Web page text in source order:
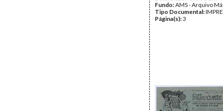
Fundo:AMS - Arquivo
Tipo Documental:
Página(s):3